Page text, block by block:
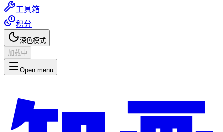
工具箱
积分
深色模式
加载中
Open menu